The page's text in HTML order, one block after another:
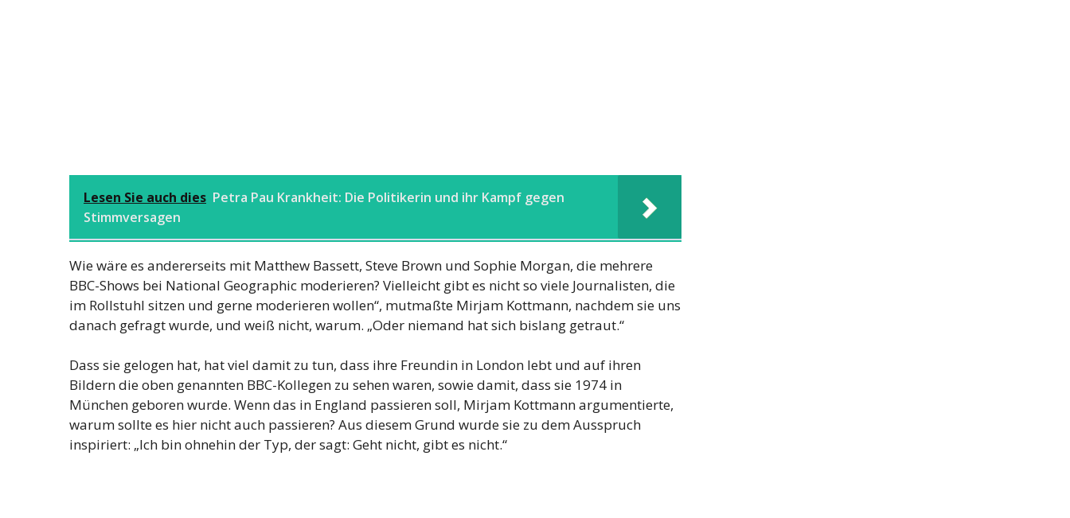
Lesen Sie auch dies Petra Pau Krankheit: Die Politikerin und ihr Kampf gegen
Stimmversagen
Wie wäre es andererseits mit Matthew Bassett, Steve Brown und Sophie Morgan, die mehrere
BBC-Shows bei National Geographic moderieren? Vielleicht gibt es nicht so viele Journalisten, die
im Rollstuhl sitzen und gerne moderieren wollen“, mutmaßte Mirjam Kottmann, nachdem sie uns
danach gefragt wurde, und weiß nicht, warum. „Oder niemand hat sich bislang getraut.“
Dass sie gelogen hat, hat viel damit zu tun, dass ihre Freundin in London lebt und auf ihren
Bildern die oben genannten BBC-Kollegen zu sehen waren, sowie damit, dass sie 1974 in
München geboren wurde. Wenn das in England passieren soll, Mirjam Kottmann argumentierte,
warum sollte es hier nicht auch passieren? Aus diesem Grund wurde sie zu dem Ausspruch
inspiriert: „Ich bin ohnehin der Typ, der sagt: Geht nicht, gibt es nicht.“